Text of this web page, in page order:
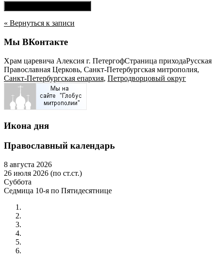
« Вернуться к записи
Мы ВКонтакте
Храм царевича Алексия г. ПетергофСтраница приходаРусская
Православная Церковь, Санкт-Петербургская митрополия,
Санкт-Петербургская епархия, Петродворцовый округ
Икона дня
Православный календарь
8 августа 2026
26 июля 2026 (по ст.ст.)
Суббота
Седмица 10-я по Пятидесятнице